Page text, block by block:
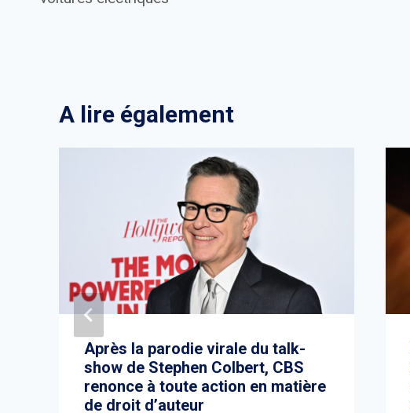
A lire également
Après la parodie virale du talk-
show de Stephen Colbert, CBS
renonce à toute action en matière
de droit d’auteur